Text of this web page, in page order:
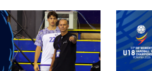
_ - _
MARÍTIMO MADEIRA ANDEBOL
SAD
_ - _ ABC DE BRAGA /Lusíadas